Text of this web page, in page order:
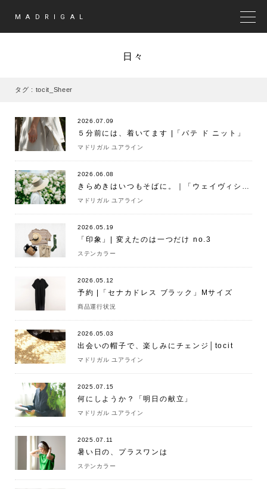
MADRIGAL
日々
タグ : tocit_Sheer
2026.07.09
５分前には、着いてます |「パテ ド ニット」
マドリガル ユアライン
2026.06.08
きらめきはいつもそばに。｜「ウェイヴィシャツ ホワイト」
マドリガル ユアライン
2026.05.19
「印象」| 変えたのは一つだけ no.3
ステンカラー
2026.05.12
予約 |「セナカドレス ブラック」Mサイズ
商品運行状況
2026.05.03
出会いの帽子で、楽しみにチェンジ│tocit
マドリガル ユアライン
2025.07.15
何にしようか？「明日の献立」
マドリガル ユアライン
2025.07.11
暑い日の、プラスワンは
ステンカラー